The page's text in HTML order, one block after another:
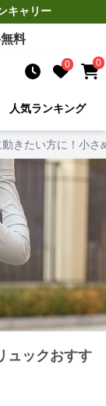
キャリー
料
0 0
人気ランキング
きたい方に！小さ
ュックおすす